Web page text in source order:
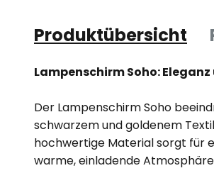
Produktübersicht
Lampenschirm Soho:
Der Lampenschirm Soho
schwarzem und goldenem
hochwertige Material sorgt für
warme, einladende